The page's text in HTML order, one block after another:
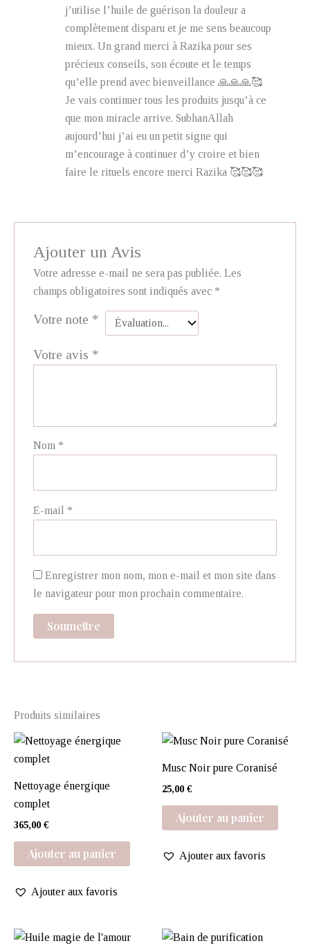
j’utilise l’huile de guérison la douleur a
complètement disparu et je me sens beaucoup
mieux. Un grand merci à Razika pour ses
précieux conseils, son écoute et le temps
qu’elle prend avec bienveillance 🙏🙏🙏🥰
Je vais continuer tous les produits jusqu’à ce
que mon miracle arrive. SubhanAllah
aujourd’hui j’ai eu un petit signe qui
m’encourage à continuer d’y croire et bien
faire le rituels encore merci Razika 🥰🥰🥰
Ajouter un Avis
Votre adresse e-mail ne sera pas publiée. Les
champs obligatoires sont indiqués avec *
Votre note *
Votre avis *
Nom *
E-mail *
Enregistrer mon nom, mon e-mail et mon site dans
le navigateur pour mon prochain commentaire.
Produits similaires
Nettoyage énergique
complet
365,00 €
Ajouter au panier
Ajouter aux favoris
Musc Noir pure Coranisé
25,00 €
Ajouter au panier
Ajouter aux favoris